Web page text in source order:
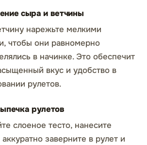
сыра и ветчины
нарежьте мелкими
чтобы они равномерно
в начинке. Это обеспечит
вкус и удобство в
рулетов.
рулетов
слоеное тесто, нанесите
аккуратно заверните в рулет и